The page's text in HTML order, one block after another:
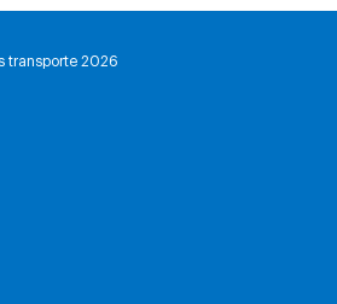
transporte 2026